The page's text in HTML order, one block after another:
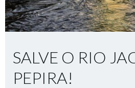
SALVE O RIO
PEPIRA!